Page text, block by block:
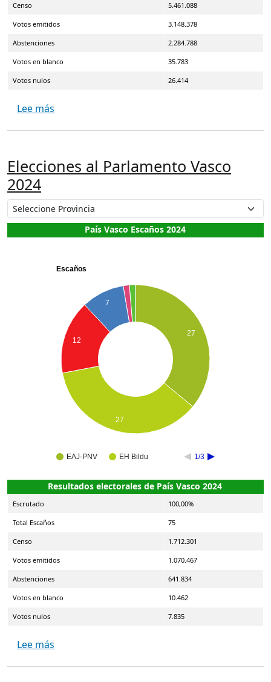
Censo 5.461.088
Votos emitidos 3.148.378
Abstenciones 2.284.788
Votos en blanco 35.783
Votos nulos 26.414
Lee más
Elecciones al Parlamento Vasco
2024
País Vasco Escaños 2024
Escaños
EAJ-PNV EH Bildu 1/3
27
7
12
27
Resultados electorales de País Vasco 2024
Escrutado 100,00%
Total Escaños 75
Censo 1.712.301
Votos emitidos 1.070.467
Abstenciones 641.834
Votos en blanco 10.462
Votos nulos 7.835
Lee más